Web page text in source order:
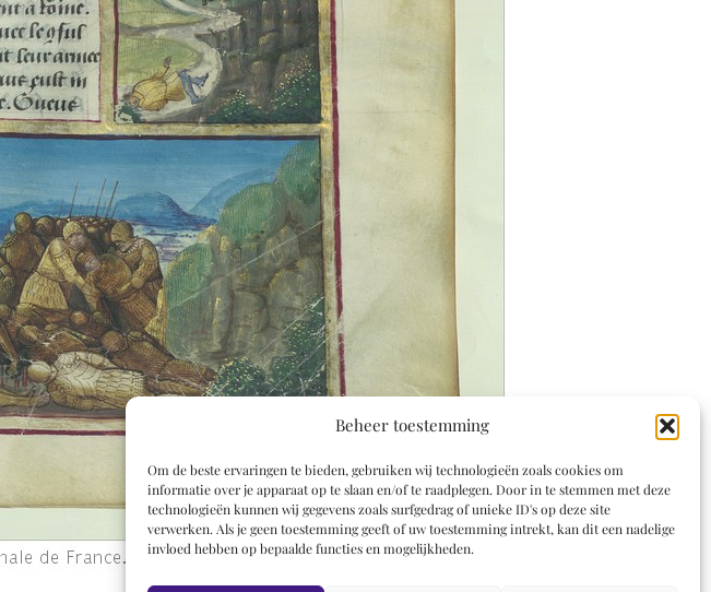
Beheer toestemming
Om de beste ervaringen te bieden, gebruiken wij technologieën zoals cookies om
informatie over je apparaat op te slaan en/of te raadplegen. Door in te stemmen met deze
technologieën kunnen wij gegevens zoals surfgedrag of unieke ID's op deze site
verwerken. Als je geen toestemming geeft of uw toestemming intrekt, kan dit een nadelige
invloed hebben op bepaalde functies en mogelijkheden.